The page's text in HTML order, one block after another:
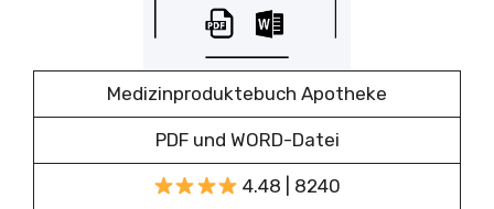
Medizinproduktebuch Apotheke
PDF und WORD-Datei
4.48 | 8240